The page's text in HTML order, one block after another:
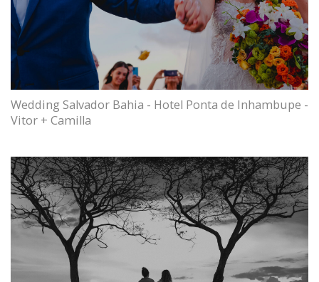
Wedding Salvador Bahia - Hotel Ponta de Inhambupe -
Vitor + Camilla